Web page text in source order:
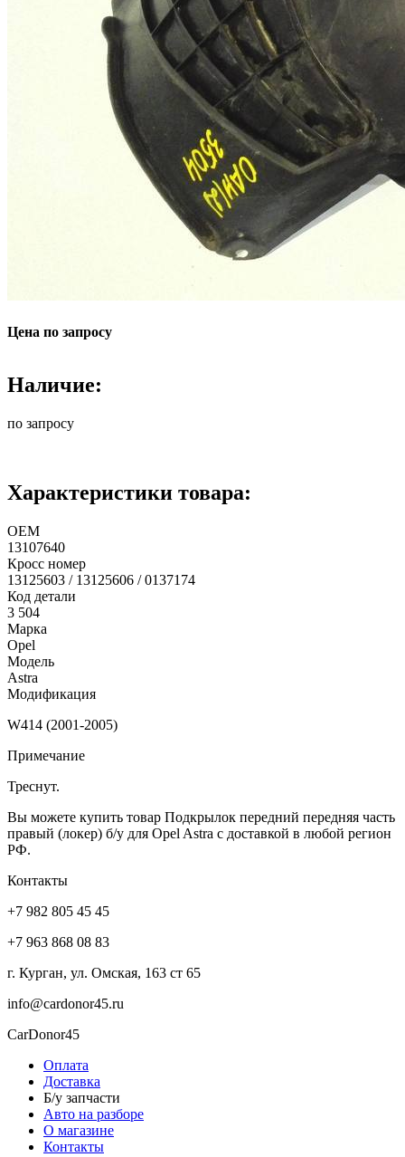
Цена по запросу
Наличие:
по запросу
Характеристики товара:
ОЕМ
13107640
Кросс номер
13125603 / 13125606 / 0137174
Код детали
3 504
Марка
Opel
Модель
Astra
Модификация
W414 (2001-2005)
Примечание
Треснут.
Вы можете купить товар Подкрылок передний передняя часть
правый (локер) б/у для Opel Astra с доставкой в любой регион
РФ.
Контакты
+7 982 805 45 45
+7 963 868 08 83
г. Курган, ул. Омская, 163 ст 65
info@cardonor45.ru
CarDonor45
Оплата
Доставка
Б/у запчасти
Авто на разборе
О магазине
Контакты